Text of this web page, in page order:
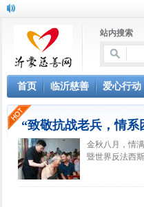
站内搜索
首页 临沂慈善 爱心行动
“致敬抗战老兵，情系
金秋八月，情
暨世界反法西